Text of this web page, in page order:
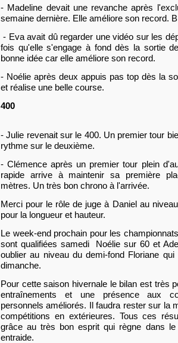
- Madeline devait une revanche après
semaine dernière. Elle améliore son record.
- Eva avait dû regarder une vidéo sur les
fois qu'elle s'engage à fond dès la sortie
bonne idée car elle améliore son record.
- Noélie après deux appuis pas top dès la
et réalise une belle course.
400
- Julie revenait sur le 400. Un premier tour
rythme sur le deuxième.
- Clémence après un premier tour plein
rapide arrive à maintenir sa première
mètres. Un très bon chrono à l'arrivée.
Merci pour le rôle de juge à Daniel au
pour la longueur et hauteur.
Le week-end prochain pour les
sont qualifiées samedi Noélie sur 60 et
oublier au niveau du demi-fond Floriane
dimanche.
Pour cette saison hivernale le bilan est très
entraînements et une présence aux
personnels améliorés. Il faudra rester sur la
compétitions en extérieures. Tous ces
grâce au très bon esprit qui règne dans
entraide.